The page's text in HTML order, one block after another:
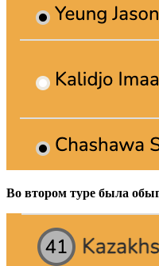
Во втором туре была